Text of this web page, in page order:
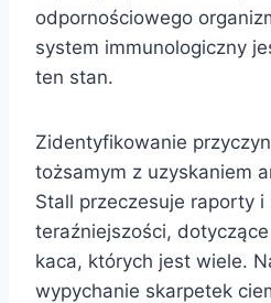
odpornościowego
system immunologiczny
ten stan.
Zidentyfikowanie
tożsamym z uzyskaniem
Stall przeczesuje raporty i
teraźniejszości,
kaca, których jest wiele.
wypychanie skarpetek